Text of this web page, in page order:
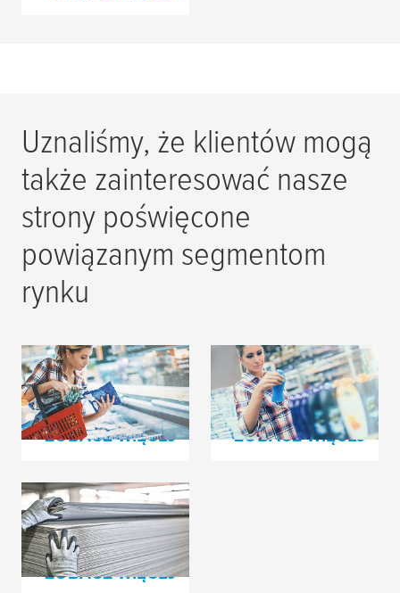
Uznaliśmy, że klientów mogą
także zainteresować nasze
strony poświęcone
powiązanym segmentom
rynku
Druk opakowań
elastycznych
ZOBACZ WIĘCEJ
Drukowanie etykiet
ZOBACZ WIĘCEJ
Produkcja tektury
falistej
ZOBACZ WIĘCEJ